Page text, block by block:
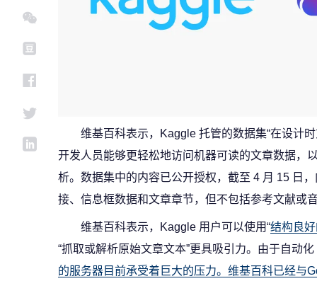
维基百科表示，Kaggle 托管的数据集“在设计
开发人员能够更轻松地访问机器可读的文章数据，
析。数据集中的内容已公开授权，截至 4 月 15 日
接、信息框数据和文章章节，但不包括参考文献或
维基百科表示，Kaggle 用户可以使用“结构良
“抓取或解析原始文章文本”更具吸引力。由于自动
的服务器目前承受着巨大的压力。维基百科已经与